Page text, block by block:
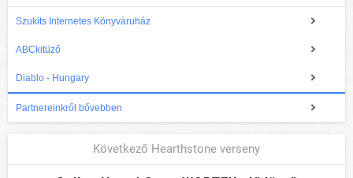
Szukits Internetes Könyváruház
ABCkitüző
Diablo - Hungary
Partnereinkről bővebben
Következő Hearthstone verseny